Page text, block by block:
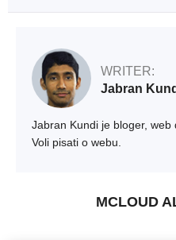
WRITER:
Jabran
Jabran Kundi je bloger,
Voli pisati o webu.
MCLOUD